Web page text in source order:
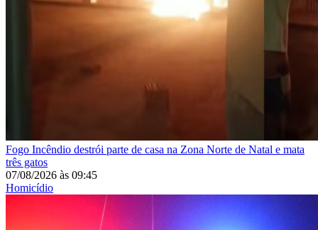
Fogo Incêndio destrói parte de casa na Zona Norte de Natal e mata
três gatos
07/08/2026 às 09:45
Homicídio